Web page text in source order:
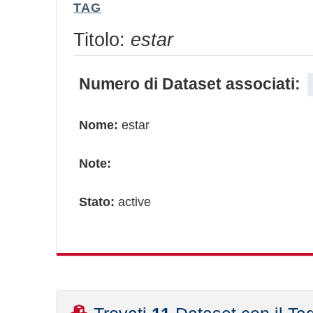
TAG
Titolo: estar
Numero di Dataset associati:
Nome: estar
Note:
Stato: active